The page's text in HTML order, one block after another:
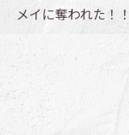
メイに奪われた！！